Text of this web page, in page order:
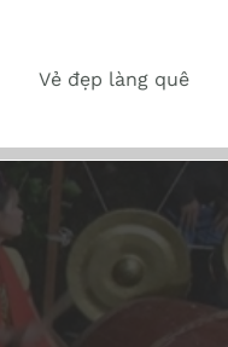
Vẻ đẹp làng quê